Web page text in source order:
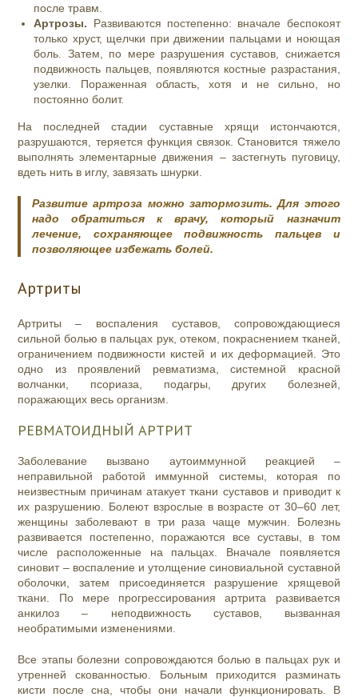
после травм.
Артрозы. Развиваются постепенно: вначале беспокоят
только хруст, щелчки при движении пальцами и ноющая
боль. Затем, по мере разрушения суставов, снижается
подвижность пальцев, появляются костные разрастания,
узелки. Пораженная область, хотя и не сильно, но
постоянно болит.
На последней стадии суставные хрящи истончаются,
разрушаются, теряется функция связок. Становится тяжело
выполнять элементарные движения – застегнуть пуговицу,
вдеть нить в иглу, завязать шнурки.
Развитие артроза можно затормозить. Для этого
надо обратиться к врачу, который назначит
лечение, сохраняющее подвижность пальцев и
позволяющее избежать болей.
Артриты
Артриты – воспаления суставов, сопровождающиеся
сильной болью в пальцах рук, отеком, покраснением тканей,
ограничением подвижности кистей и их деформацией. Это
одно из проявлений ревматизма, системной красной
волчанки, псориаза, подагры, других болезней,
поражающих весь организм.
РЕВМАТОИДНЫЙ АРТРИТ
Заболевание вызвано аутоиммунной реакцией –
неправильной работой иммунной системы, которая по
неизвестным причинам атакует ткани суставов и приводит к
их разрушению. Болеют взрослые в возрасте от 30–60 лет,
женщины заболевают в три раза чаще мужчин. Болезнь
развивается постепенно, поражаются все суставы, в том
числе расположенные на пальцах. Вначале появляется
синовит – воспаление и утолщение синовиальной суставной
оболочки, затем присоединяется разрушение хрящевой
ткани. По мере прогрессирования артрита развивается
анкилоз – неподвижность суставов, вызванная
необратимыми изменениями.
Все этапы болезни сопровождаются болью в пальцах рук и
утренней скованностью. Больным приходится разминать
кисти после сна, чтобы они начали функционировать. В